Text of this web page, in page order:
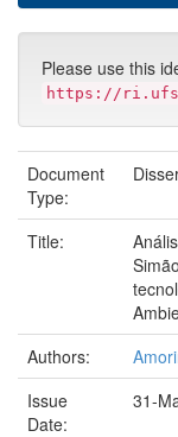
Please use this
https://
Document
Type:
Title:
Authors:
Issue
Date:
31-